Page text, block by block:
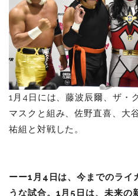
1月4日には、藤波辰爾、ザ・
マスクと組み、佐野直喜、大
祐組と対戦した。
ーー1月4日は、今までのライ
うな試合。1月5日は、未来の